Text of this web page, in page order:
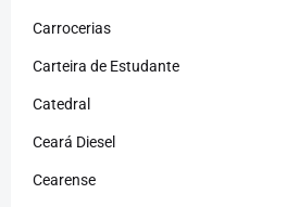
Carrocerias
Carteira de Estudante
Catedral
Ceará Diesel
Cearense